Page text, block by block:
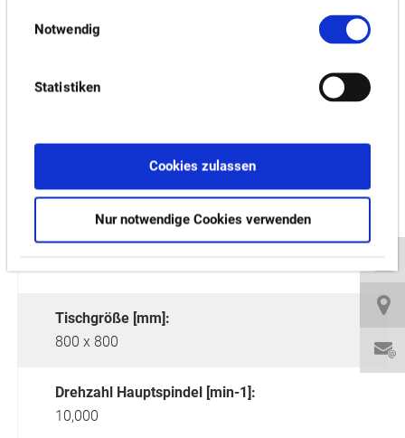
Notwendig
Statistiken
Cookies zulassen
Nur notwendige Cookies verwenden
Tischgröße [mm]:
800 x 800
Drehzahl Hauptspindel [min-1]:
10,000